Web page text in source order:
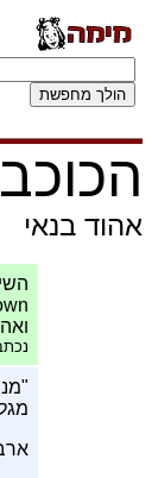
אהוד בנאי